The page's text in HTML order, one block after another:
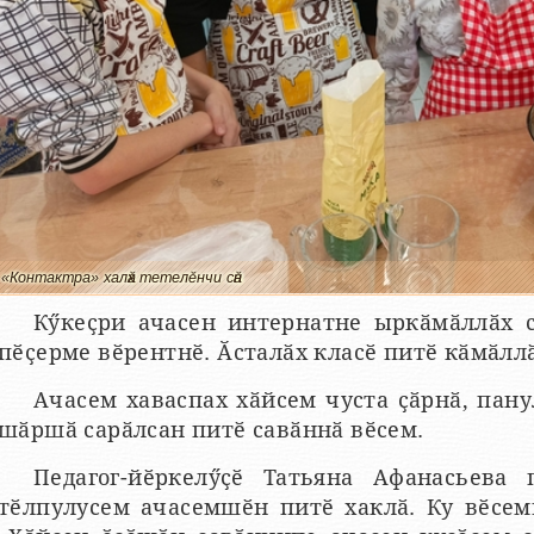
«Контактра» халӑх тетелӗнчи сӑн
Кӳкеҫри ачасен интернатне ыркӑмӑллӑх
вӗрентнӗ. Ӑсталӑх класӗ питӗ
Ачасем хаваспах хӑйсем чуста ҫӑрнӑ,
сарӑлсан питӗ савӑннӑ вӗсем.
Педагог-йӗркелӳҫӗ Татьяна
ачасемшӗн питӗ хаклӑ. Ку